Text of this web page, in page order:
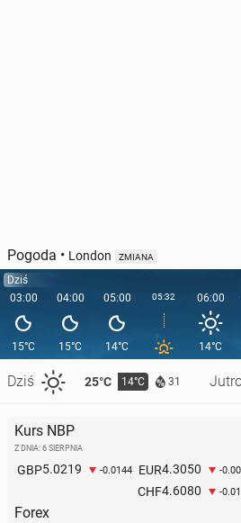
Pogoda • London ZMIANA
Dziś
03:00
15°C
Dziś 25°C 14°C 31
04:00
15°C
05:00
14°C
05:32 06:00
14°C
Kurs NBP
Z DNIA: 6 SIERPNIA
GBP5.0219 -0.0144 EUR4.3050 -
CHF4.6080 -
Forex